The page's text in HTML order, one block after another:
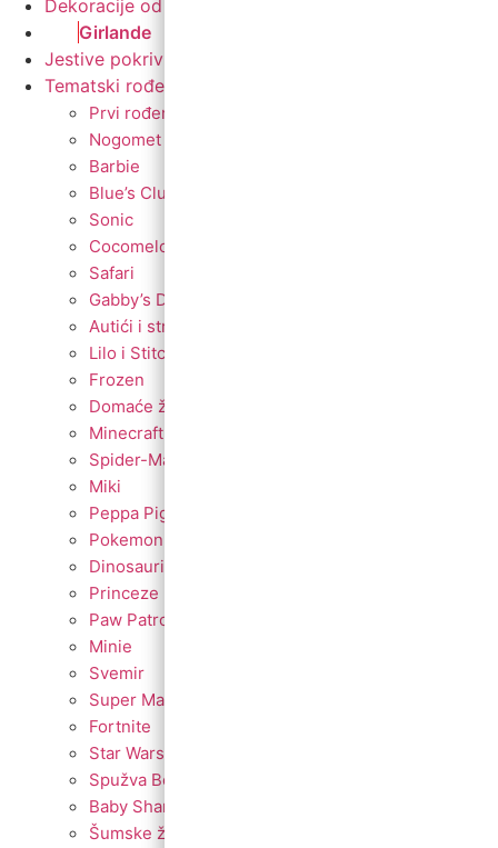
Dekoracije od balona
Girlande
Jestive pokrivke
Tematski rođendani
Prvi rođendan
Nogomet
Barbie
Blue’s Clues
Sonic
Cocomelon
Safari
Gabby’s Dollhouse
Autići i strojevi
Lilo i Stitch
Frozen
Domaće životinje
Minecraft
Spider-Man
Miki
Peppa Pig
Pokemon
Dinosauri
Princeze
Paw Patrol
Minie
Svemir
Super Mario
Fortnite
Star Wars
Spužva Bob
Baby Shark
Šumske životinje